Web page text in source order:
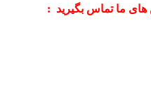
های ما تماس بگیرید :